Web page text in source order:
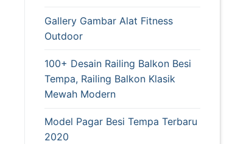
Gallery Gambar Alat Fitness
Outdoor
100+ Desain Railing Balkon Besi
Tempa, Railing Balkon Klasik
Mewah Modern
Model Pagar Besi Tempa Terbaru
2020